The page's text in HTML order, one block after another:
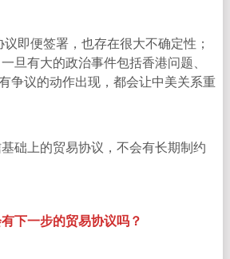
即便签署，也存在很大不确定性；
旦有大的政治事件包括香港问题、
争议的动作出现，都会让中美关系重
础上的贸易协议，不会有长期制约
下一步的贸易协议吗？